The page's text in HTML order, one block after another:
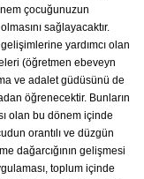
çocuğunuzun
sağlayacaktır.
yardımcı olan
(öğretmen ebeveyn
ve adalet güdüsünü de
öğrenecektir. Bunların
olan bu dönem içinde
orantılı ve düzgün
dağarcığının gelişmesi
toplum içinde